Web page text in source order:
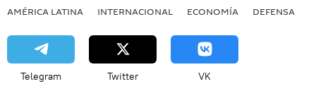
AMÉRICA LATINA INTERNACIONAL ECONOMÍA DEFENSA
Telegram Twitter VK